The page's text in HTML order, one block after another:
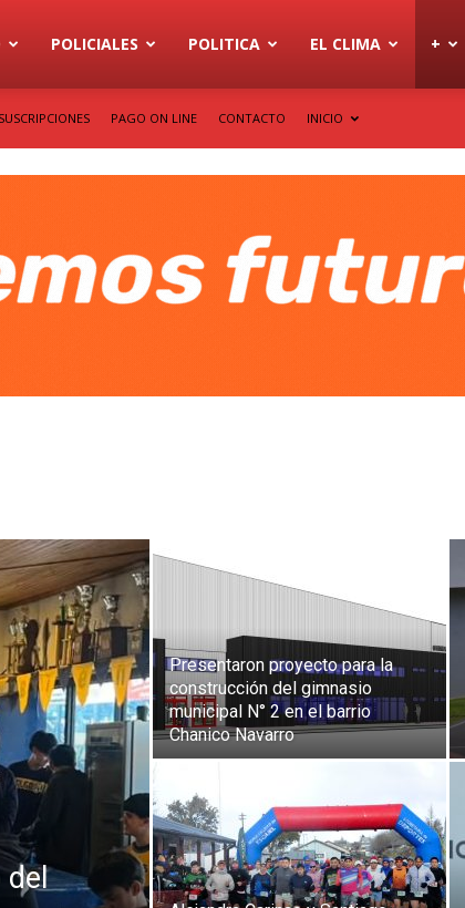
POLICIALES POLITICA EL CLIMA +
SUSCRIPCIONES PAGO ON LINE CONTACTO INICIO
del
Presentaron proyecto para la
construcción del gimnasio
municipal N° 2 en el barrio
Chanico Navarro